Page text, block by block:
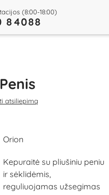
(8:00-18:00)
84088
atsiliepimą
Orion
Kepuraitė su pliušiniu peniu
ir sėklidėmis,
reguliuojamas užsegimas